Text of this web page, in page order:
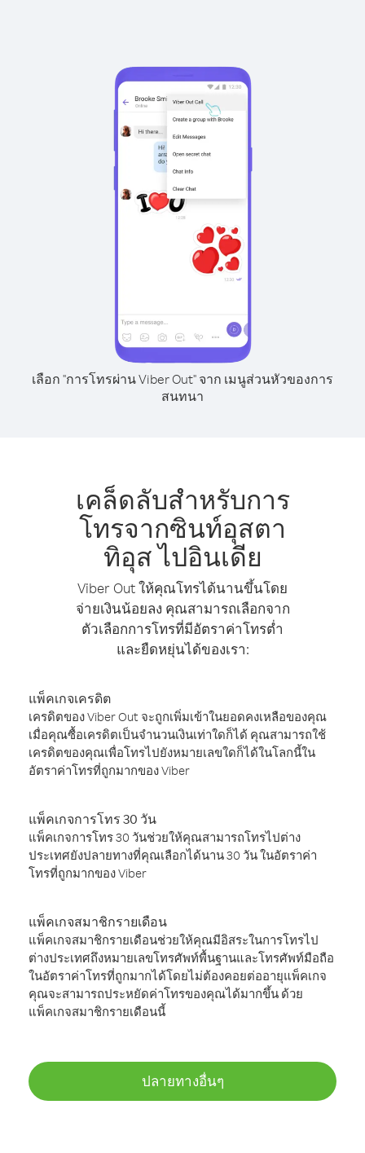
เลือก "การโทรผ่าน Viber Out" จาก เมนูส่วนหัวของการ
สนทนา
เคล็ดลับสำหรับการ
โทรจากซินท์อุสตา
ทิอุส ไปอินเดีย
Viber Out ให้คุณโทรได้นานขึ้นโดย
จ่ายเงินน้อยลง คุณสามารถเลือกจาก
ตัวเลือกการโทรที่มีอัตราค่าโทรต่ำ
และยืดหยุ่นได้ของเรา:
แพ็คเกจเครดิต
เครดิตของ Viber Out จะถูกเพิ่มเข้าในยอดคงเหลือของคุณ
เมื่อคุณซื้อเครดิตเป็นจำนวนเงินเท่าใดก็ได้ คุณสามารถใช้
เครดิตของคุณเพื่อโทรไปยังหมายเลขใดก็ได้ในโลกนี้ใน
อัตราค่าโทรที่ถูกมากของ Viber
แพ็คเกจการโทร 30 วัน
แพ็คเกจการโทร 30 วันช่วยให้คุณสามารถโทรไปต่าง
ประเทศยังปลายทางที่คุณเลือกได้นาน 30 วัน ในอัตราค่า
โทรที่ถูกมากของ Viber
แพ็คเกจสมาชิกรายเดือน
แพ็คเกจสมาชิกรายเดือนช่วยให้คุณมีอิสระในการโทรไป
ต่างประเทศถึงหมายเลขโทรศัพท์พื้นฐานและโทรศัพท์มือถือ
ในอัตราค่าโทรที่ถูกมากได้โดยไม่ต้องคอยต่ออายุแพ็คเกจ
คุณจะสามารถประหยัดค่าโทรของคุณได้มากขึ้น ด้วย
แพ็คเกจสมาชิกรายเดือนนี้
ปลายทางอื่นๆ